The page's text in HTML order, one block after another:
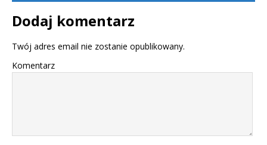
Dodaj komentarz
Twój adres email nie zostanie opublikowany.
Komentarz